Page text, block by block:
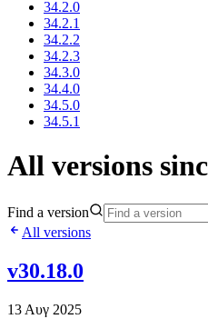
34.2.0
34.2.1
34.2.2
34.2.3
34.3.0
34.4.0
34.5.0
34.5.1
All versions
Find a version
All versions
v30.18.0
13 Αυγ 2025